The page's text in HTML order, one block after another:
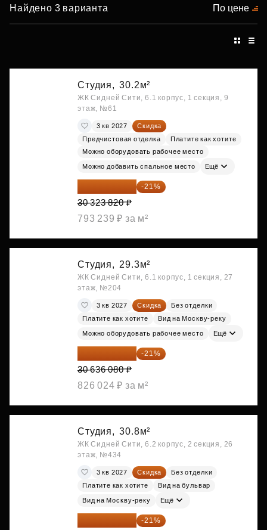
Найдено 3 варианта По цене
Студия, 30.2м²
ЖК Сидней Сити, 6.1 корпус, 1 секция, 9
этаж, №61
3 кв 2027
Скидка
Предчистовая отделка
Платите как хотите
Можно оборудовать рабочее место
Можно добавить спальное место Ещё
23 955 818 ₽ -21%
30 323 820 ₽
793 239 ₽ за м²
Студия, 29.3м²
ЖК Сидней Сити, 6.1 корпус, 1 секция, 27
этаж, №204
3 кв 2027 Скидка
Без отделки
Платите как хотите
Вид на Москву-реку
Можно оборудовать рабочее место Ещё
24 202 503 ₽ -21%
30 636 080 ₽
826 024 ₽ за м²
Студия, 30.8м²
ЖК Сидней Сити, 6.2 корпус, 2 секция, 26
этаж, №434
3 кв 2027 Скидка
Без отделки
Платите как хотите
Вид на бульвар
Вид на Москву-реку Ещё
24 305 235 ₽ -21%